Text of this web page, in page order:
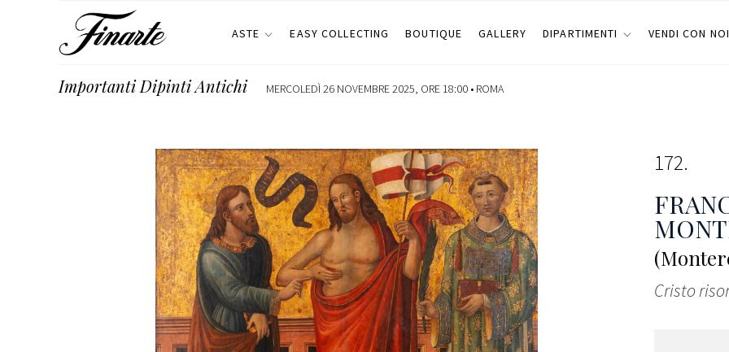
ASTE EASY COLLECTING BOUTIQUE GALLERY DIPARTIMENTI VENDI CON NOI
Importanti Dipinti Antichi MERCOLEDÌ 26 NOVEMBRE 2025, ORE 18:00 • ROMA
172
Cristo